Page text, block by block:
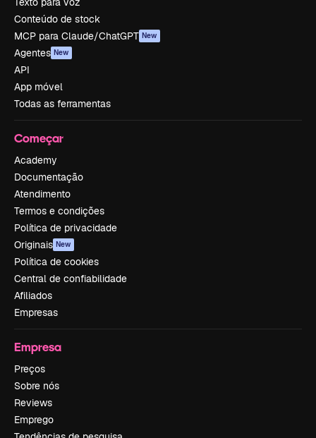
Conteúdo de stock
MCP para Claude/ChatGPT New
Agentes New
API
App móvel
Todas as ferramentas
Começar
Academy
Documentação
Atendimento
Termos e condições
Política de privacidade
Originais New
Política de cookies
Central de confiabilidade
Afiliados
Empresas
Empresa
Preços
Sobre nós
Reviews
Emprego